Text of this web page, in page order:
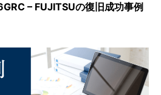
– FUJITSUの復旧成功事例